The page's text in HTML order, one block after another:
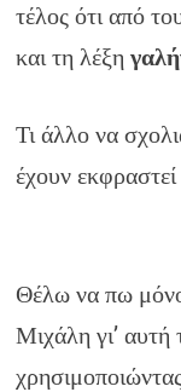
τέλος ότι από
και τη λέξη
Τι άλλο να
έχουν
Θέλω να πω
Μιχάλη γι’ αυτή